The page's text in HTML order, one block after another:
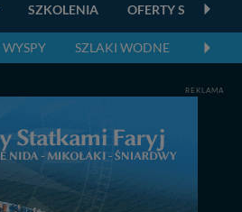
SZKOLENIA OFERTY
WYSPY SZLAKI WODNE
REKLAMA